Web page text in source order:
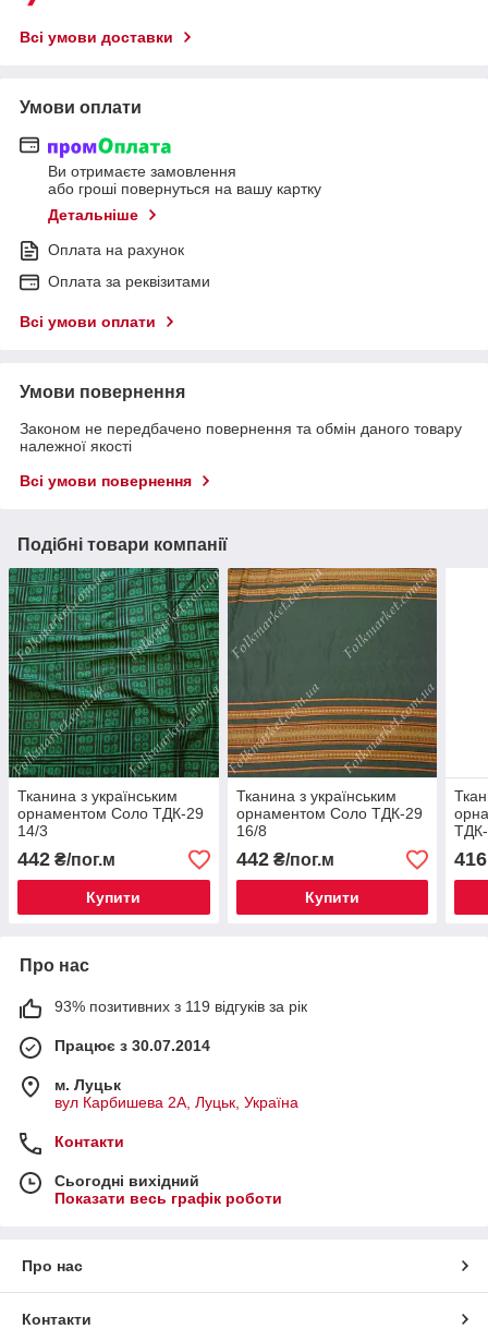
Всі умови доставки
Умови оплати
Ви отримаєте замовлення
або гроші повернуться на вашу картку
Детальніше
Оплата на рахунок
Оплата за реквізитами
Всі умови оплати
Умови повернення
Законом не передбачено повернення та обмін даного товару
належної якості
Всі умови повернення
Подібні товари компанії
Тканина з українським
орнаментом Соло ТДК-29
14/3
442 ₴/пог.м
Купити
Тканина з українським
орнаментом Соло ТДК-29
16/8
442₴/пог.м
Купити
416
Про нас
93% позитивних з 119 відгуків за рік
Працює з 30.07.2014
м. Луцьк
вул Карбишева 2А, Луцьк, Україна
Контакти
Сьогодні вихідний
Показати весь графік роботи
Про нас
Контакти